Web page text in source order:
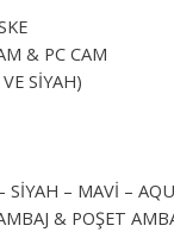
& PC CAM
SİYAH)
SİYAH – MAVİ –
& POŞET